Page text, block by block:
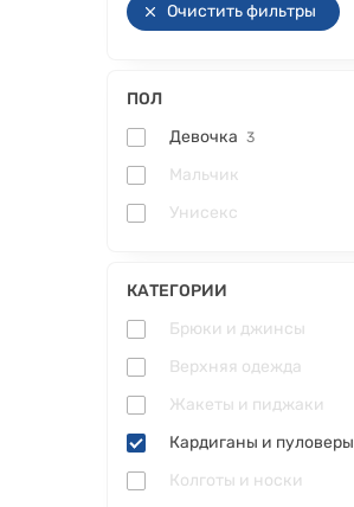
Очистить фильтры
ПОЛ
Девочка 3
Мальчик
Унисекс
КАТЕГОРИИ
Брюки и джинсы
Верхняя одежда
Жакеты и пиджаки
Кардиганы и пуловеры
Колготы и носки